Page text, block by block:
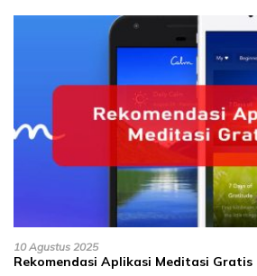
10 Agustus 2025
Rekomendasi Aplikasi Meditasi Gratis